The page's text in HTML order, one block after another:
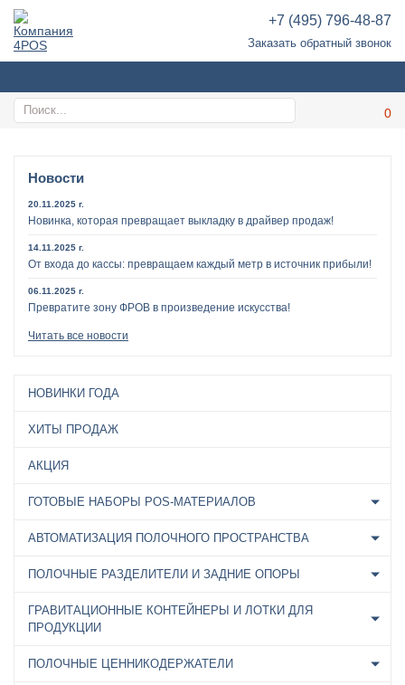
+7 (495) 796-48-87
Заказать обратный звонок
Новости
20.11.2025 г.
Новинка, которая превращает выкладку в драйвер продаж!
14.11.2025 г.
От входа до кассы: превращаем каждый метр в источник прибыли!
06.11.2025 г.
Превратите зону ФРОВ в произведение искусства!
Читать все новости
НОВИНКИ ГОДА
ХИТЫ ПРОДАЖ
АКЦИЯ
ГОТОВЫЕ НАБОРЫ POS-МАТЕРИАЛОВ
АВТОМАТИЗАЦИЯ ПОЛОЧНОГО ПРОСТРАНСТВА
ПОЛОЧНЫЕ РАЗДЕЛИТЕЛИ И ЗАДНИЕ ОПОРЫ
ГРАВИТАЦИОННЫЕ КОНТЕЙНЕРЫ И ЛОТКИ ДЛЯ
ПРОДУКЦИИ
ПОЛОЧНЫЕ ЦЕННИКОДЕРЖАТЕЛИ